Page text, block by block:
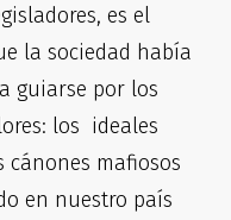
es el
la sociedad había
guiarse por los
los ideales
cánones mafiosos
en nuestro país